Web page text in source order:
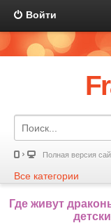
Войти
Полная версия
Все категории
Где живут